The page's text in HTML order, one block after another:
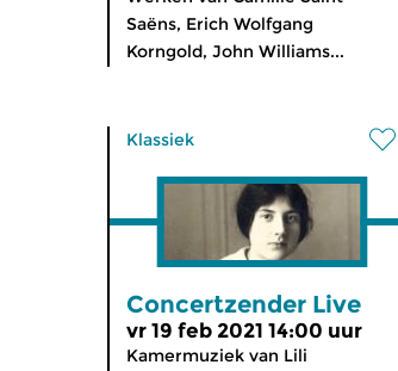
Saëns, Erich Wolfgang
Korngold, John Williams...
Klassiek
Concertzender Live
vr 19 feb 2021 14:00 uur
Kamermuziek van Lili